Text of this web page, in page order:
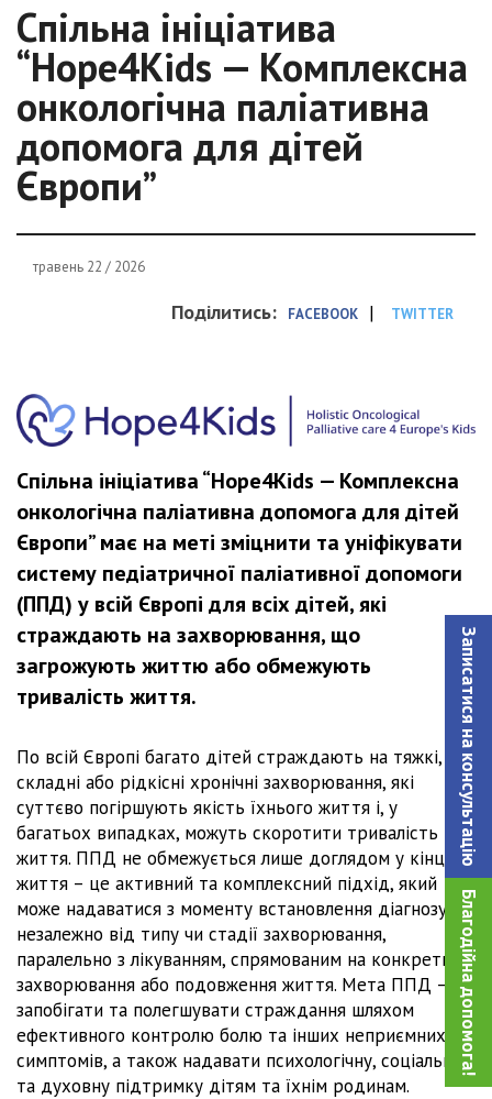
Записатися на консультацiю
Благодійна допомога!
Спільна ініціатива
“Hope4Kids — Комплексна
онкологічна паліативна
допомога для дітей
Європи”
травень 22 / 2026
Поділитись: FACEBOOK | TWITTER
Спільна ініціатива “Hope4Kids — Комплексна
онкологічна паліативна допомога для дітей
Європи” має на меті зміцнити та уніфікувати
систему педіатричної паліативної допомоги
(ППД) у всій Європі для всіх дітей, які
страждають на захворювання, що
загрожують життю або обмежують
тривалість життя.
По всій Європі багато дітей страждають на тяжкі,
складні або рідкісні хронічні захворювання, які
суттєво погіршують якість їхнього життя і, у
багатьох випадках, можуть скоротити тривалість
життя. ППД не обмежується лише доглядом у кінці
життя – це активний та комплексний підхід, який
може надаватися з моменту встановлення діагнозу,
незалежно від типу чи стадії захворювання,
паралельно з лікуванням, спрямованим на конкретне
захворювання або подовження життя. Мета ППД –
запобігати та полегшувати страждання шляхом
ефективного контролю болю та інших неприємних
симптомів, а також надавати психологічну, соціальну
та духовну підтримку дітям та їхнім родинам.